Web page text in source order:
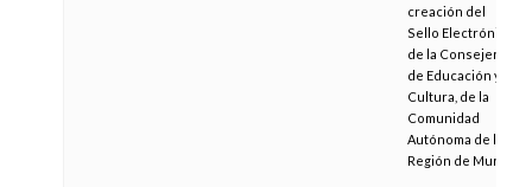
creación del
Sello Electrónico
de la Consejería
de Educación y
Cultura, de la
Comunidad
Autónoma de la
Región de Murcia